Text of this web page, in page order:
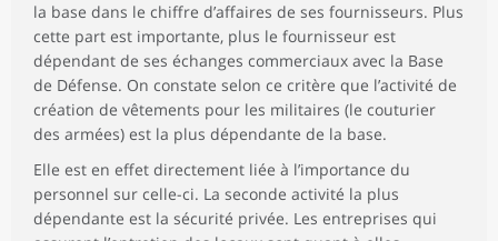
la base dans le chiffre d’affaires de ses fournisseurs. Plus
cette part est importante, plus le fournisseur est
dépendant de ses échanges commerciaux avec la Base
de Défense. On constate selon ce critère que l’activité de
création de vêtements pour les militaires (le couturier
des armées) est la plus dépendante de la base.
Elle est en effet directement liée à l’importance du
personnel sur celle-ci. La seconde activité la plus
dépendante est la sécurité privée. Les entreprises qui